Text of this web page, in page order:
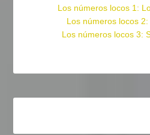
Los números locos 1:
Los números locos
Los números locos 3: